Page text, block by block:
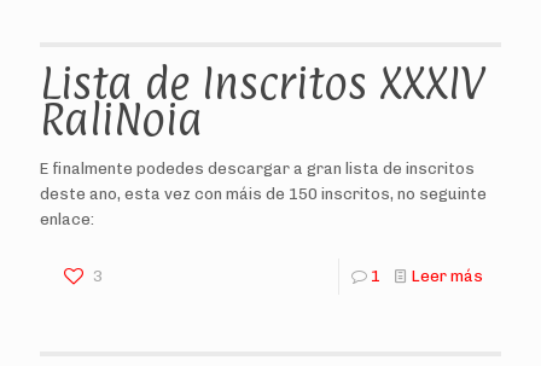
Lista de Inscritos XXXIV
RaliNoia
E finalmente podedes descargar a gran lista de inscritos
deste ano, esta vez con máis de 150 inscritos, no seguinte
enlace:
3 1 Leer más